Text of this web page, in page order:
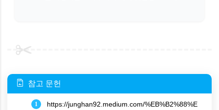
참고 문헌
1
https://junghan92.medium.com/%EB%B2%88%E